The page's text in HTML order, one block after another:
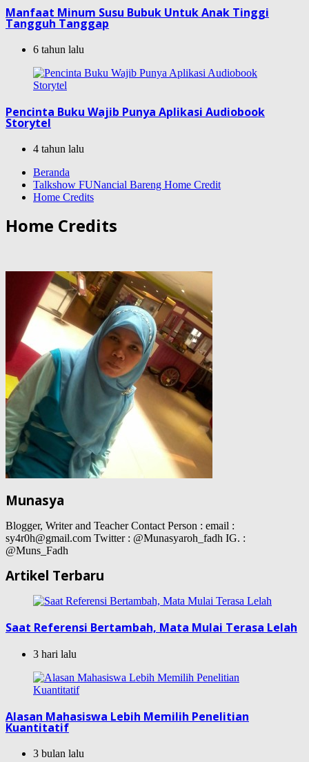
Manfaat Minum Susu Bubuk Untuk Anak Tinggi
Tangguh Tanggap
6 tahun lalu
Pencinta Buku Wajib Punya Aplikasi Audiobook
Storytel
4 tahun lalu
Beranda
Talkshow FUNancial Bareng Home Credit
Home Credits
Home Credits
Munasya
Blogger, Writer and Teacher Contact Person : email :
sy4r0h@gmail.com Twitter : @Munasyaroh_fadh IG. :
@Muns_Fadh
Artikel Terbaru
Saat Referensi Bertambah, Mata Mulai Terasa Lelah
3 hari lalu
Alasan Mahasiswa Lebih Memilih Penelitian
Kuantitatif
3 bulan lalu